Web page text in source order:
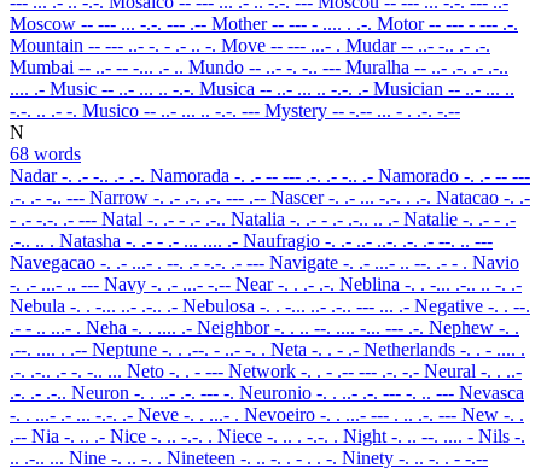
Moscow -- --- ... -.-. --- .-- Mother-- --- - .... . .-. Motor-- --- - --- .-.
Mountain -- --- ..- -. - .- .. -. Move -- --- ...- . Mudar-- ..- -.. .- .-.
Mumbai -- ..- -- -... .- .. Mundo -- ..- -. -.. --- Muralha -- ..- .-. .- .-..
.... .- Music -- ..- ... .. -.-. Musica -- ..- ... .. -.-. .- Musician -- ..- ... ..
-.-. .. .- -. Musico -- ..- ... .. -.-. --- Mystery -- -.-- ... - . .-. -.--
N
68 words
Nadar-. .- -.. .- .-. Namorada -. .- -- --- .-. .- -.. .- Namorado -. .- -- ---
.-. .- -.. --- Narrow -. .- .-. .-. --- .-- Nascer-. .- ... -.-. . .-. Natacao -. .-
- .- -.-. .- --- Natal -. .- - .- .-.. Natalia -. .- - .- .-.. .. .- Natalie -. .- - .-
.-.. .. . Natasha -. .- - .- ... .... .- Naufragio -. .- ..- ..-. .-. .- --. .. ---
Navegacao -. .- ...- . --. .- -.-. .- --- Navigate -. .- ...- .. --. .- - . Navio
-. .- ...- .. --- Navy -. .- ...- -.-- Near-. . .- .-. Neblina -. . -... .-.. .. -. .-
Nebula -. . -... ..- .-.. .- Nebulosa -. . -... ..- .-.. --- ... .- Negative -. . --.
.- - .. ...- . Neha -. . .... .- Neighbor-. . .. --. .... -... --- .-. Nephew -. .
.--. .... . .-- Neptune -. . .--. - ..- -. . Neta -. . - .- Netherlands -. . - .... .
.-. .-.. .- -. -.. ... Neto -. . - --- Network -. . - .-- --- .-. -.- Neural -. . ..-
.-. .- .-.. Neuron -. . ..- .-. --- -. Neuronio -. . ..- .-. --- -. .. --- Nevasca
-. . ...- .- ... -.-. .- Neve -. . ...- . Nevoeiro -. . ...- --- . .. .-. --- New -. .
.-- Nia -. .. .- Nice -. .. -.-. . Niece -. .. . -.-. . Night -. .. --. .... - Nils -.
.. .-.. ... Nine -. .. -. . Nineteen -. .. -. . - . . -. Ninety -. .. -. . - -.--